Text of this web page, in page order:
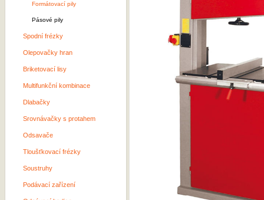
Formátovací pily
Pásové pily
Spodní frézky
Olepovačky hran
Briketovací lisy
Multifunkční kombinace
Dlabačky
Srovnávačky s protahem
Odsavače
Tloušťkovací frézky
Soustruhy
Podávací zařízení